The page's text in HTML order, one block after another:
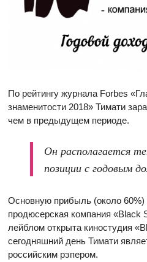
По рейтингу журнала Forbes
знаменитости 2018» Тимати
чем в предыдущем периоде.
Он располагается
позиции с годовым
Основную прибыль (около
продюсерская компания «Black
лейблом открыта киностудия
сегодняшний день Тимати
российским рэпером.